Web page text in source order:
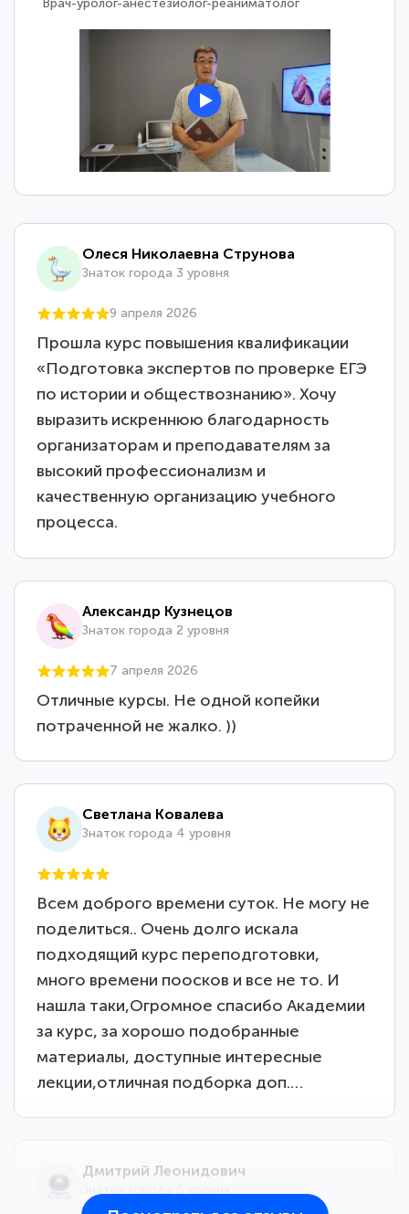
Врач-уролог-анестезиолог-реаниматолог
Олеся Николаевна Струнова
Знаток города 3 уровня
9 апреля 2026
Прошла курс повышения квалификации
«Подготовка экспертов по проверке ЕГЭ
по истории и обществознанию». Хочу
выразить искреннюю благодарность
организаторам и преподавателям за
высокий профессионализм и
качественную организацию учебного
процесса.
Александр Кузнецов
Знаток города 2 уровня
7 апреля 2026
Отличные курсы. Не одной копейки
потраченной не жалко. ))
Светлана Ковалева
Знаток города 4 уровня
Всем доброго времени суток. Не могу не
поделиться.. Очень долго искала
подходящий курс переподготовки,
много времени поосков и все не то. И
нашла таки,Огромное спасибо Академии
за курс, за хорошо подобранные
материалы, доступные интересные
лекции,отличная подборка доп.…
Дмитрий Леонидович